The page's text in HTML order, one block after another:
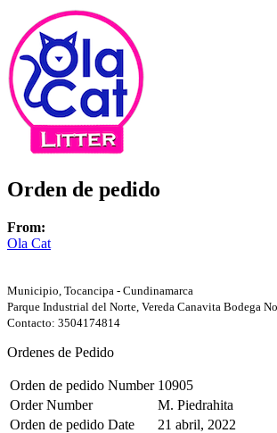
Orden de pedido
From:
Ola Cat
Municipio, Tocancipa - Cundinamarca
Parque Industrial del Norte, Vereda Canavita Bodega
Contacto: 3504174814
Ordenes de Pedido
Orden de pedido Number 10905
Order Number
M. Piedrahita
Orden de pedido Date
21 abril, 2022